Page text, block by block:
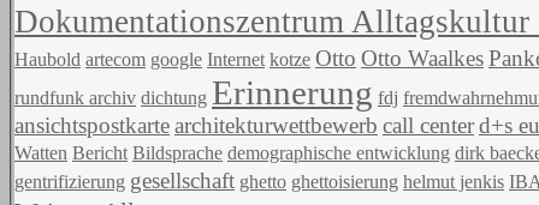
Dokumentationszentrum Alltagskultur
Haubold artecom google Internet kotze Otto Otto Waalkes
rundfunk archiv dichtung Erinnerung fdj
ansichtspostkartearchitekturwettbewerb call centerd+s
Watten Bericht Bildsprache demographische entwicklung dirk
gentrifizierung gesellschaft ghetto ghettoisierung helmut jenkis